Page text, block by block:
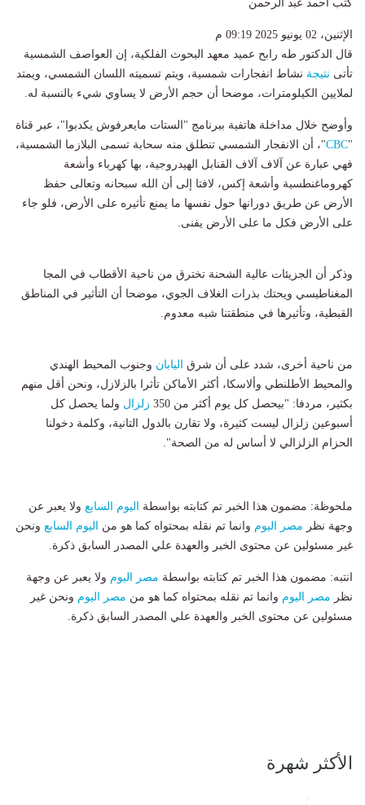
كتب أحمد عبد الرحمن
الإثنين، 02 يونيو 2025 09:19 م
قال الدكتور طه رابح عميد معهد البحوث الفلكية، إن العواصف الشمسية
تأتى نتيجة نشاط انفجارات شمسية، ويتم تسميته اللسان الشمسي، ويمتد
لملايين الكيلومترات، موضحا أن حجم الأرض لا يساوي شيء بالنسبة له.
وأوضح خلال مداخلة هاتفية ببرنامج "الستات مايعرفوش يكدبوا"، عبر قناة
"
CBC"، أن الانفجار الشمسي تنطلق منه سحابة تسمى البلازما الشمسية،
فهي عبارة عن آلاف آلاف القنابل الهيدروجية، بها كهرباء وأشعة
كهروماغنطسية وأشعة إكس، لافتا إلى أن الله سبحانه وتعالى حفظ
الأرض عن طريق دورانها حول نفسها ما يمنع تأثيره على الأرض، فلو جاء
على الأرض فكل ما على الأرض يفنى.
وذكر أن الجزيئات عالية الشحنة تخترق من ناحية الأقطاب في المجا
المغناطيسي ويحتك بذرات الغلاف الجوي، موضحا أن التأثير في المناطق
القبطية، وتأثيرها في منطقتنا شبه معدوم.
من ناحية أخرى، شدد على أن شرق اليابان وجنوب المحيط الهندي
والمحيط الأطلنطي وألاسكا، أكثر الأماكن تأثرا بالزلازل، ونحن أقل منهم
بكثير، مردفا: "بيحصل كل يوم أكثر من 350
زلزال ولما يحصل كل
أسبوعين زلزال ليست كثيرة، ولا تقارن بالدول التانية، وكلمة دخولنا
الحزام الزلزالي لا أساس له من الصحة".
ملحوظة: مضمون هذا الخبر تم كتابته بواسطة اليوم السابع ولا يعبر عن
وجهة نظر مصر اليوم وانما تم نقله بمحتواه كما هو من اليوم السابع ونحن
غير مسئولين عن محتوى الخبر والعهدة علي المصدر السابق ذكرة.
انتبه: مضمون هذا الخبر تم كتابته بواسطة مصر اليوم ولا يعبر عن وجهة
نظر مصر اليوم وانما تم نقله بمحتواه كما هو من مصر اليوم ونحن غير
مسئولين عن محتوى الخبر والعهدة علي المصدر السابق ذكرة.
الأكثر شهرة